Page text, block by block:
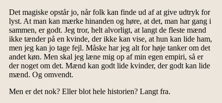
Det magiske opstår jo, når folk kan finde ud af at give udtryk for
lyst. At man kan mærke hinanden og høre, at det, man har gang i
sammen, er godt. Jeg tror, helt alvorligt, at langt de fleste mænd
ikke tænder på en kvinde, der ikke kan vise, at hun kan lide ham,
men jeg kan jo tage fejl. Måske har jeg alt for høje tanker om det
andet køn. Men skal jeg læne mig op af min egen empiri, så er
der noget om det. Mænd kan godt lide kvinder, der godt kan lide
mænd. Og omvendt.
Men er det nok? Eller blot hele historien? Langt fra.